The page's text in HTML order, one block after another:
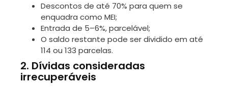
Descontos de até 70% para quem se
enquadra como MEI;
Entrada de 5–6%, parcelável;
O saldo restante pode ser dividido em até
114 ou 133 parcelas.
2. Dívidas consideradas
irrecuperáveis